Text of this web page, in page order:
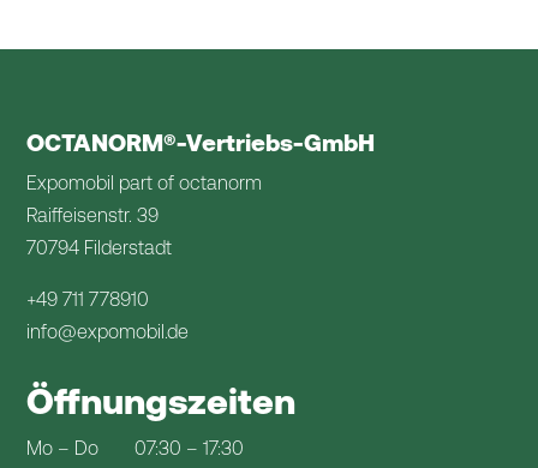
OCTANORM®-Vertriebs-GmbH
Expomobil part of octanorm
Raiffeisenstr. 39
70794 Filderstadt
+49 711 778910
info@expomobil.de
Öffnungszeiten
Mo – Do
07:30 – 17:30